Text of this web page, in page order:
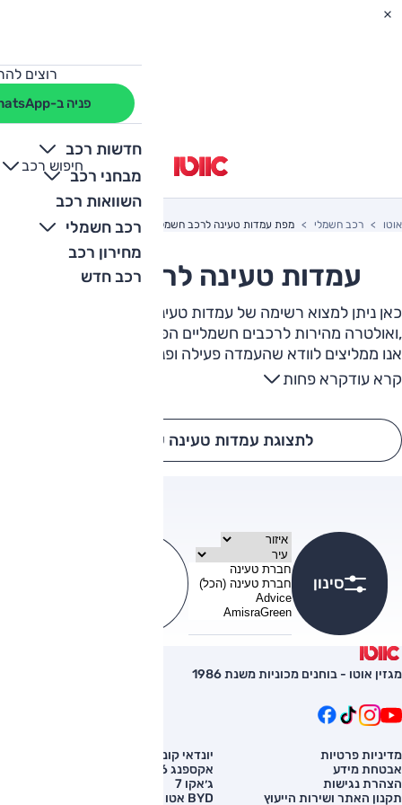
רוצים
פניה ב-WhatsApp
חדשות רכב
מבחני רכב
השוואות רכב
רכב חשמלי
מחירון רכב
רכב חדש
חיפוש רכב
+
-
אוטו רכב חשמלי מפת עמדות טעינה לרכב חשמלי בחולון
עמדות טעינה לרכב חשמלי
כאן ניתן למצוא רשימה של עמדות טעינה רגילות ,מהירות
,ואולטרה מהירות לרכבים חשמליים הפרוסות ברחבי המדינה.
אנו ממליצים לוודא שהעמדה פעילה ופנויה לפני ההגעה
אליה. ניתן לבדוק זאת באפליקציה של מפעיל העמדה.
קרא עודקרא פחות
לתצוגת עמדות טעינה על גבי מפה
סינון
איזור
עיר
חברת טעינה
(5-22 kW)
(22-100 kW)
(100-350 kW)
Supercharger
(100-350 kW)
מגזין אוטו - בוחנים מכוניות משנת 1986
מדיניות פרטיות
אבטחת מידע
הצהרת נגישות
תקנון האתר ושירות הייעוץ
יונדאי קונה
אקספנג G6
ג׳אקו 7
BYD אטו 3